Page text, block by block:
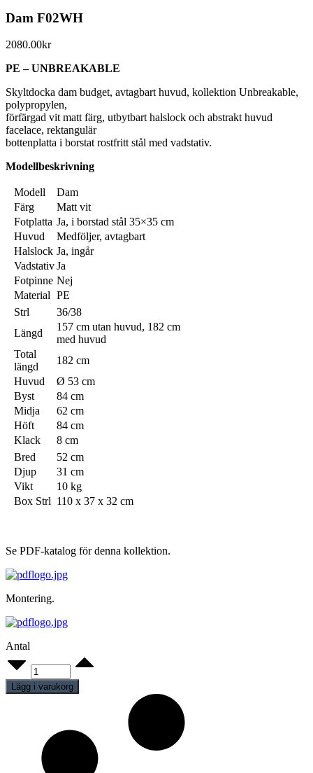
Dam F02WH
2080.00kr
PE – UNBREAKABLE
Skyltdocka dam budget, avtagbart huvud, kollektion Unbreakable,
polypropylen,
förfärgad vit matt färg, utbytbart halslock och abstrakt huvud
facelace, rektangulär
bottenplatta i borstat rostfritt stål med vadstativ.
Modellbeskrivning
Modell
Dam
Färg
Matt vit
Fotplatta Ja, i borstad stål 35×35 cm
Huvud
Medföljer, avtagbart
Halslock Ja, ingår
VadstativJa
Fotpinne Nej
Material PE
Strl
36/38
Längd
157 cm utan huvud, 182 cm
med huvud
Total
längd
182 cm
Huvud
Ø 53 cm
Byst
84 cm
Midja
62 cm
Höft
84 cm
Klack
8 cm
Bred
52 cm
Djup
31 cm
Vikt
10 kg
Box Strl 110 x 37 x 32 cm
Se PDF-katalog för denna kollektion.
Montering.
Antal
Dam
F02WH
quantity
Lägg i varukorg